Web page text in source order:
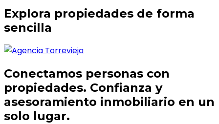
Explora propiedades de forma
sencilla
Conectamos personas con
propiedades. Confianza y
asesoramiento inmobiliario en un
solo lugar.